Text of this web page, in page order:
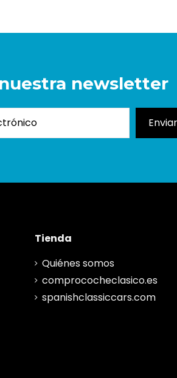
newsletter
Tienda
Quiénes somos
comprococheclasico.es
spanishclassiccars.com